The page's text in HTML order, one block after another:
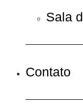
Sala
Contato